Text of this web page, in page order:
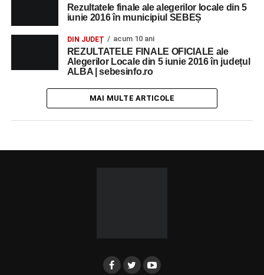
Rezultatele finale ale alegerilor locale din 5
iunie 2016 în municipiul SEBEȘ
DIN JUDEȚ acum 10 ani
REZULTATELE FINALE OFICIALE ale
Alegerilor Locale din 5 iunie 2016 în județul
ALBA | sebesinfo.ro
MAI MULTE ARTICOLE